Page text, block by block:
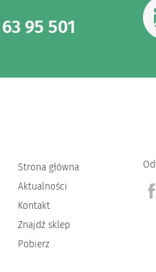
95 501
Strona główna
Aktualności
Kontakt
Znajdź sklep
Pobierz